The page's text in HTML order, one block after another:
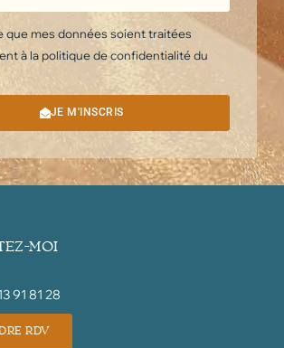
que mes données soient traitées
à la politique de confidentialité du
JE M'INSCRIS
MOI
91 81 28
RDV